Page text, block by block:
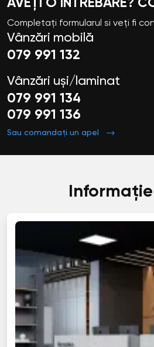
AVEȚI O ÎNTREBARE?
Completați formularul si veți fi
Vânzări mobilă
079 991 132
Vânzări uși/laminat
079 991 134
079 991 136
Sau comandați un apel